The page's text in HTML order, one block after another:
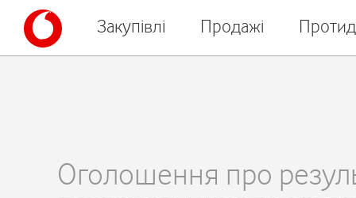
Закупівлі Продажі
Оголошення про